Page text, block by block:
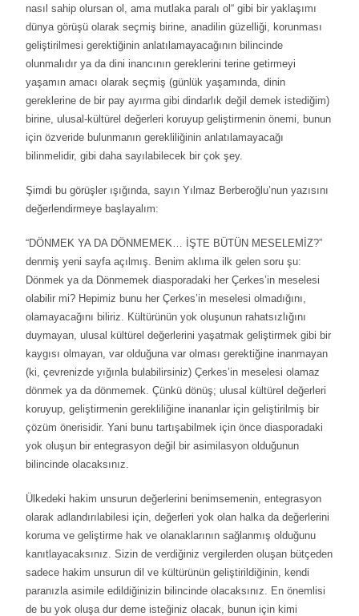
nasıl sahip olursan ol, ama mutlaka paralı ol“ gibi bir yaklaşımı
dünya görüşü olarak seçmiş birine, anadilin güzelliği, korunması
geliştirilmesi gerektiğinin anlatılamayacağının bilincinde
olunmalıdır ya da dini inancının gereklerini terine getirmeyi
yaşamın amacı olarak seçmiş (günlük yaşamında, dinin
gereklerine de bir pay ayırma gibi dindarlık değil demek istediğim)
birine, ulusal-kültürel değerleri koruyup geliştirmenin önemi, bunun
için özveride bulunmanın gerekliliğinin anlatılamayacağı
bilinmelidir, gibi daha sayılabilecek bir çok şey.
Şimdi bu görüşler ışığında, sayın Yılmaz Berberoğlu’nun yazısını
değerlendirmeye başlayalım:
“DÖNMEK YA DA DÖNMEMEK… İŞTE BÜTÜN MESELEMİZ?”
denmiş yeni sayfa açılmış. Benim aklıma ilk gelen soru şu:
Dönmek ya da Dönmemek diasporadaki her Çerkes’in meselesi
olabilir mi? Hepimiz bunu her Çerkes’in meselesi olmadığını,
olamayacağını biliriz. Kültürünün yok oluşunun rahatsızlığını
duymayan, ulusal kültürel değerlerini yaşatmak geliştirmek gibi bir
kaygısı olmayan, var olduğuna var olması gerektiğine inanmayan
(ki, çevrenizde yığınla bulabilirsiniz) Çerkes’in meselesi olamaz
dönmek ya da dönmemek. Çünkü dönüş; ulusal kültürel değerleri
koruyup, geliştirmenin gerekliliğine inananlar için geliştirilmiş bir
çözüm önerisidir. Yani bunu tartışabilmek için önce diasporadaki
yok oluşun bir entegrasyon değil bir asimilasyon olduğunun
bilincinde olacaksınız.
Ülkedeki hakim unsurun değerlerini benimsemenin, entegrasyon
olarak adlandırılabilesi için, değerleri yok olan halka da değerlerini
koruma ve geliştirme hak ve olanaklarının sağlanmış olduğunu
kanıtlayacaksınız. Sizin de verdiğiniz vergilerden oluşan bütçeden
sadece hakim unsurun dil ve kültürünün geliştirildiğinin, kendi
paranızla asimile edildiğinizin bilincinde olacaksınız. En önemlisi
de bu yok oluşa dur deme isteğiniz olacak, bunun için kimi